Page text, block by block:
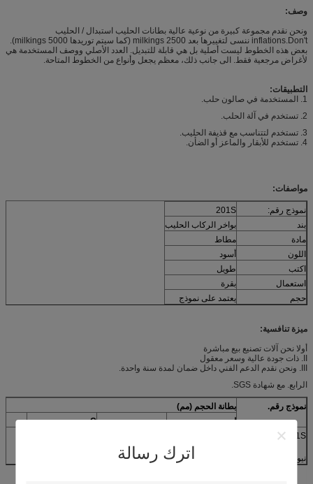
اترك رسالة
وصف:
ونحن نقدم مجموعة كبيرة من نوعية عالية بطانات الحليب استبدال / الحليب
inflations.Don't ننسى لتغييرها بعد 2500 milkings (كما سيتم توريدها 5000 milkings).
بعض هذه الخطوط ليست أصلية بل هي قابلة للتبديل. العدد الأصلي ووصف المستخدمة هي
لأغراض مرجعية فقط. الى جانب ذلك، معظم يجعل وأنواع من الخطوط المتاحة.
التطبيقات:
1. المستخدمة في صالون حلب.
2. تستخدم في آلة الحلب.
3. تستخدم لتتناسب مع قذيفة الحليب.
4. تستخدم للأبقار والماعز أو الضأن.
مواصفات:
نموذج رقم:
201S
بند
بواخر الركاب الحليب
مادة
مطاط
اللون
أسود
اكتب
طويل
استعمال
بقرة
حجم
يعتمد على نموذج
ميزة تنافسية:
أولا نحن آلات تصنيع بيع مباشرة
II. ذات جودة عالية وسعر معقول
III. ونحن نقدم الدعم الفني داخل ضمان لمدة سنة واحدة.
الرابع. مع شهادة SGS.
نموذج رقم.
بطانة الحجم (مم)
ا
ب C
د
201S
نيوزيلاندا